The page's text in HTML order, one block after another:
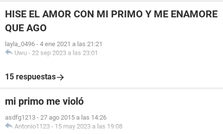
HISE EL AMOR CON MI PRIMO Y ME ENAMORE
QUE AGO
layla_0496 - 4 ene 2021 a las 21:21
Uwu - 22 sep 2023 a las 23:01
15 respuestas
mi primo me violó
asdfg1213 - 27 ago 2015 a las 14:26
Antonio1123 - 15 may 2023 a las 19:08